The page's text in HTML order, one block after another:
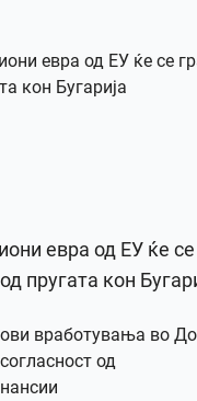
евра од ЕУ ќе се
пругата кон